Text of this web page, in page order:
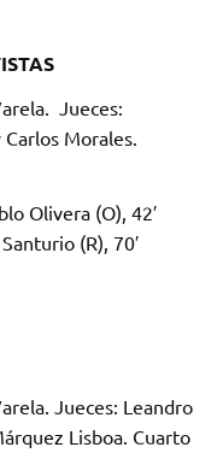
Jueces:
Morales.
Olivera (O), 42′
(R), 70′
Jueces: Leandro
Lisboa. Cuarto